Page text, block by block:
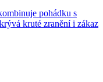
pohádku s
kruté zranění i zákaz